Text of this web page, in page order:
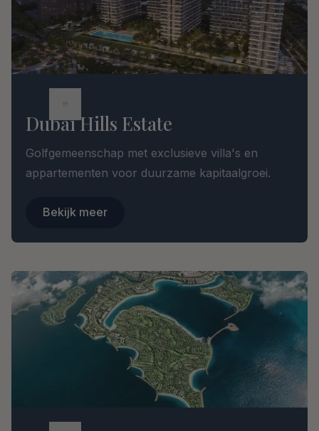
Dubai Hills Estate
Golfgemeenschap met exclusieve villa's en
appartementen voor duurzame kapitaalgroei.
Bekijk meer